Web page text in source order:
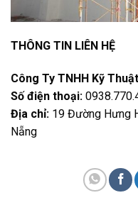
THÔNG TIN LIÊN HỆ
Công Ty TNHH Kỹ
Số điện thoại:
Địa chỉ: 19 Đường Hưng
Nẵng